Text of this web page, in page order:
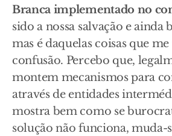
Branca implementado no
sido a nossa salvação e ainda
mas é daquelas coisas que
confusão. Percebo que,
montem mecanismos para
através de entidades
mostra bem como se
solução não funciona, muda-